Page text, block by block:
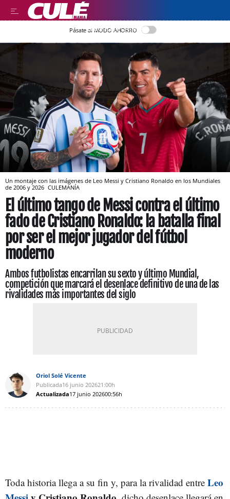
LLEGIR EN CATALÀ
Pásate al MODO AHORRO
Un montaje con las imágenes de Leo Messi y Cristiano Ronaldo en los Mundiales
de 2006 y 2026 CULEMANÍA
El último tango de Messi contra el último
fado de Cristiano Ronaldo: la batalla final
por ser el mejor jugador del fútbol
moderno
Ambos futbolistas encarrilan su sexto y último Mundial,
competición que marcará el desenlace definitivo de una de las
rivalidades más importantes del siglo
Oriol Solé Vicente
Publicada16 junio 202621:00h
Actualizada17 junio 202600:56h
Toda historia llega a su fin y, para la rivalidad entre Leo